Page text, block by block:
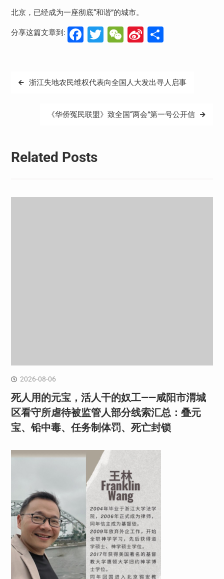
北京，已经成为一座彻底“和谐”的城市。
分享这篇文章到: Facebook
Twitter
WeChat
Sina分
文
浙江失地农民维权代表向全国人大发出寻人启事
《华侨冤民联盟》致全国“两会”第一号公开信
Related Posts
2026-08-06
死人用的元宝，活人干的奴工——咸阳市渭城
区看守所虐待被监管人部分线索汇总：叠元
宝、铅中毒、任务制体罚、死亡封锁